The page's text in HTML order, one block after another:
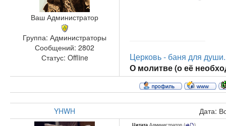
Ваш Администратор
Группа: Администраторы
Сообщений: 2802
Статус: Offline
Церковь - баня для
О молитве (о её
YHWH Дата:
Администратор ( )